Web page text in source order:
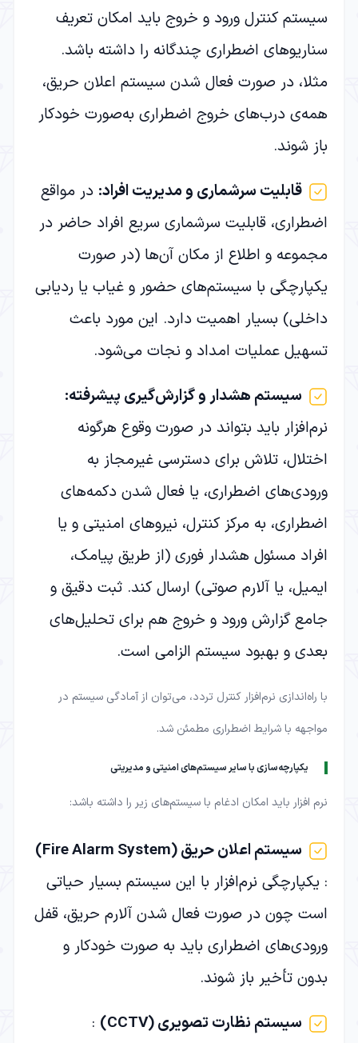
سیستم کنترل ورود و خروج باید امکان تعریف
سناریوهای اضطراری چندگانه را داشته باشد.
مثلا، در صورت فعال شدن سیستم اعلان حریق،
همه‌ی درب‌های خروج اضطراری به‌صورت خودکار
باز شوند.
قابلیت سرشماری و مدیریت افراد: در مواقع
اضطراری، قابلیت سرشماری سریع افراد حاضر در
مجموعه و اطلاع از مکان آن‌ها (در صورت
یکپارچگی با سیستم‌های حضور و غیاب یا ردیابی
داخلی) بسیار اهمیت دارد. این مورد باعث
تسهیل عملیات امداد و نجات می‌شود.
سیستم هشدار و گزارش‌گیری پیشرفته:
نرم‌افزار باید بتواند در صورت وقوع هرگونه
اختلال، تلاش برای دسترسی غیرمجاز به
ورودی‌های اضطراری، یا فعال شدن دکمه‌های
اضطراری، به مرکز کنترل، نیروهای امنیتی و یا
افراد مسئول هشدار فوری (از طریق پیامک،
ایمیل، یا آلارم صوتی) ارسال کند. ثبت دقیق و
جامع گزارش ورود و خروج هم برای تحلیل‌های
بعدی و بهبود سیستم الزامی است.
با راه‌اندازی نرم‌افزار کنترل تردد، می‌توان از آمادگی سیستم در
مواجهه با شرایط اضطراری مطمئن شد.
یکپارچه‌سازی با سایر سیستم‌های امنیتی و مدیریتی
نرم افزار باید امکان ادغام با سیستم‌های زیر را داشته باشد:
سیستم اعلان حریق(Fire Alarm System)
: یکپارچگی نرم‌افزار با این سیستم بسیار حیاتی
است چون در صورت فعال شدن آلارم حریق، قفل
ورودی‌های اضطراری باید به صورت خودکار و
بدون تأخیر باز شوند.
سیستم نظارت تصویری(CCTV)
: